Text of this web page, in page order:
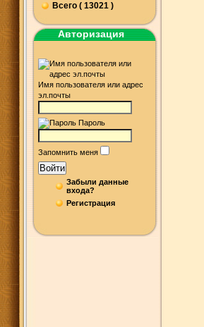
Всего ( 13021 )
Авторизация
Имя пользователя или адрес
эл.почты
Пароль
Запомнить меня
Войти
Забыли данные
входа?
Регистрация